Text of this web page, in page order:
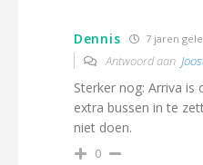
Dennis 7 jaren
Antwoord aan
Sterker nog: Arriva is
extra bussen in te
niet doen.
0